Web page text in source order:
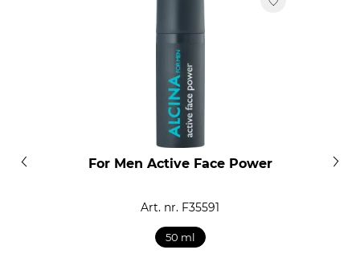
For Men Active Face Power
Art. nr. F35591
50 ml